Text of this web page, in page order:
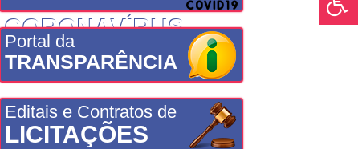
CORONAVÍRUS
Portal da
TRANSPARÊNCIA
Editais e Contratos de
LICITAÇÕES